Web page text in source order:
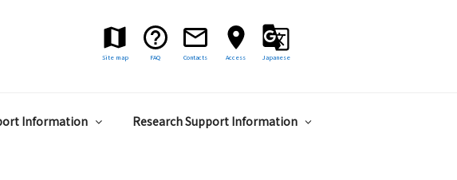
Site map FAQ Contacts Access Japanese
Information Research Support Information